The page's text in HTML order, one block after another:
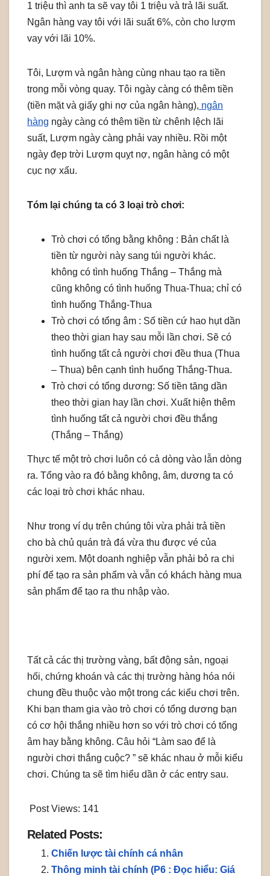
1 triệu thì anh ta sẽ vay tôi 1 triệu và trả lãi suất.
Ngân hàng vay tôi với lãi suất 6%, còn cho lượm
vay với lãi 10%.
Tôi, Lượm và ngân hàng cùng nhau tạo ra tiền
trong mỗi vòng quay. Tôi ngày càng có thêm tiền
(tiền mặt và giấy ghi nợ của ngân hàng), ngân
hàng ngày càng có thêm tiền từ chênh lệch lãi
suất, Lượm ngày càng phải vay nhiều. Rồi một
ngày đẹp trời Lượm quỵt nợ, ngân hàng có một
cục nợ xấu.
Tóm lại chúng ta có 3 loại trò chơi:
Trò chơi có tổng bằng không : Bản chất là
tiền từ người này sang túi người khác.
không có tình huống Thắng – Thắng mà
cũng không có tình huống Thua-Thua; chỉ có
tình huống Thắng-Thua
Trò chơi có tổng âm : Số tiền cứ hao hụt dần
theo thời gian hay sau mỗi lần chơi. Sẽ có
tình huống tất cả người chơi đều thua (Thua
– Thua) bên cạnh tình huống Thắng-Thua.
Trò chơi có tổng dương: Số tiền tăng dần
theo thời gian hay lần chơi. Xuất hiện thêm
tình huống tất cả người chơi đều thắng
(Thắng – Thắng)
Thực tế một trò chơi luôn có cả dòng vào lẫn dòng
ra. Tổng vào ra đó bằng không, âm, dương ta có
các loại trò chơi khác nhau.
Như trong ví dụ trên chúng tôi vừa phải trả tiền
cho bà chủ quán trà đá vừa thu được vé của
người xem. Một doanh nghiệp vẫn phải bỏ ra chi
phí để tạo ra sản phẩm và vẫn có khách hàng mua
sản phẩm để tạo ra thu nhập vào.
Tất cả các thị trường vàng, bất động sản, ngoại
hối, chứng khoán và các thị trường hàng hóa nói
chung đều thuộc vào một trong các kiểu chơi trên.
Khi bạn tham gia vào trò chơi có tổng dương bạn
có cơ hội thắng nhiều hơn so với trò chơi có tổng
âm hay bằng không. Câu hỏi “Làm sao để là
người chơi thắng cuộc? ” sẽ khác nhau ở mỗi kiểu
chơi. Chúng ta sẽ tìm hiểu dần ở các entry sau.
Post Views: 141
Related Posts:
Chiến lược tài chính cá nhân
Thông minh tài chính (P6 : Đọc hiểu: Giá